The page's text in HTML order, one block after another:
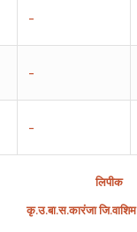
–
–
–
लिपीक
.उ.बा.स.कारंजाजि.वाशिम